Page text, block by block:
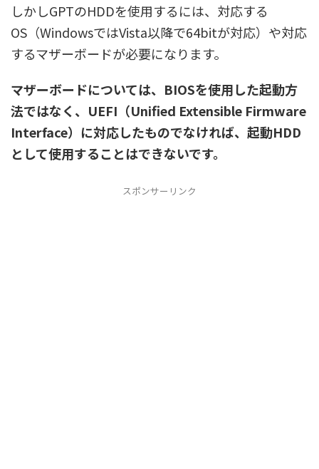
しかしGPTのHDDを使用するには、対応する
OS（WindowsではVista以降で64bitが対応）や対応
するマザーボードが必要になります。
マザーボードについては、 BIOSを使用した起動方
法ではなく、UEFI（Unified Extensible Firmware
Interface）に対応したものでなければ、起動HDD
として使用することはできないです。
スポンサーリンク